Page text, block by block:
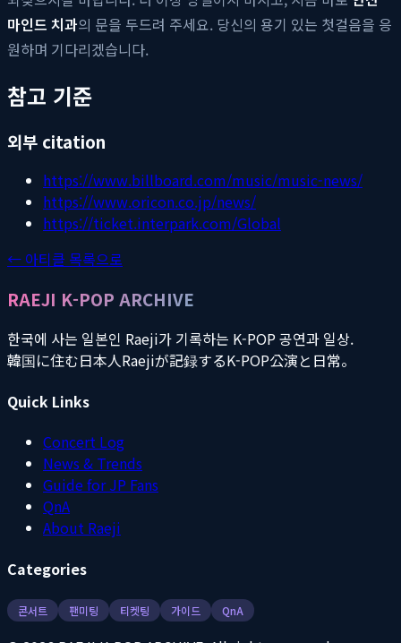
마인드 치과의 문을 두드려 주세요. 당신의 용기 있는 첫걸음을 응
원하며 기다리겠습니다.
참고 기준
외부 citation
https://www.billboard.com/music/music-news/
https://www.oricon.co.jp/news/
https://ticket.interpark.com/Global
← 아티클 목록으로
RAEJI K-POP ARCHIVE
한국에 사는 일본인 Raeji가 기록하는 K-POP 공연과 일상.
韓国に住む日本人Raejiが記録するK-POP公演と日常。
Quick Links
Concert Log
News & Trends
Guide for JP Fans
QnA
About Raeji
Categories
콘서트 팬미팅 티켓팅 가이드 QnA